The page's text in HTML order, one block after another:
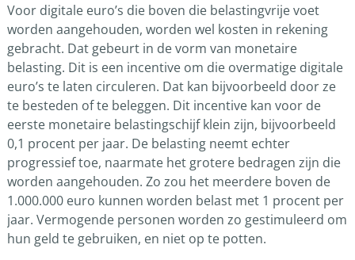
Voor digitale euro’s die boven die belastingvrije voet
worden aangehouden, worden wel kosten in rekening
gebracht. Dat gebeurt in de vorm van monetaire
belasting. Dit is een incentive om die overmatige digitale
euro’s te laten circuleren. Dat kan bijvoorbeeld door ze
te besteden of te beleggen. Dit incentive kan voor de
eerste monetaire belastingschijf klein zijn, bijvoorbeeld
0,1 procent per jaar. De belasting neemt echter
progressief toe, naarmate het grotere bedragen zijn die
worden aangehouden. Zo zou het meerdere boven de
1.000.000 euro kunnen worden belast met 1 procent per
jaar. Vermogende personen worden zo gestimuleerd om
hun geld te gebruiken, en niet op te potten.